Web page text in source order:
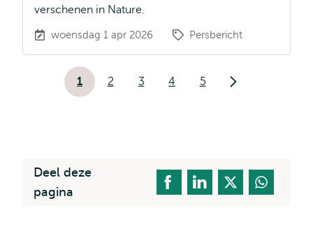
verschenen in Nature.
woensdag 1 apr 2026 Persbericht
Paginering
Huidige
1
Pagina
2
Pagina
3
Pagina
4
Pagina
5
Volgende
Deel deze
pagina